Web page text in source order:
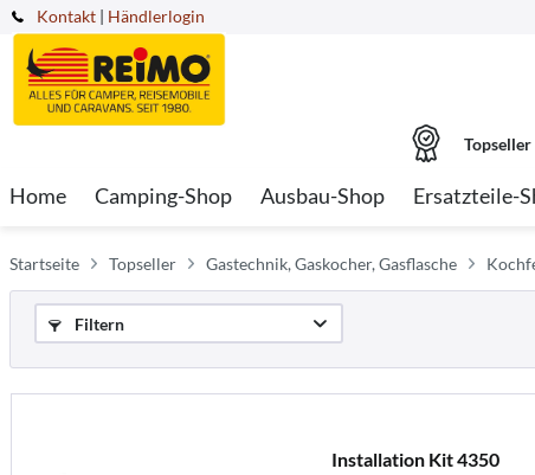
Kontakt | Händlerlogin
Topseller
Home Camping-Shop Ausbau-Shop Ersatzteile-
Startseite Topseller Gastechnik, Gaskocher, Gasflasche
Filtern
Installation Kit 4350